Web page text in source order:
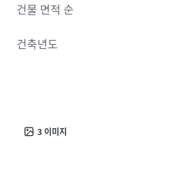
건물 면적 순
건축년도
3이미지